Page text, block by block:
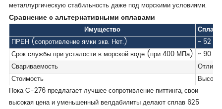
металлургическую стабильность даже под морскими условиями.
Сравнение с альтернативными сплавами
Имущество
Сплав
ПРЕН (сопротивление ямки экв. Нет.)
~ 52
Срок службы при усталости в морской воде (при 400 МПа) ~ 90
Свариваемость
Стоимость
Пока C-276 предлагает лучшее сопротивление питтинга, свои
высокая цена и уменьшенный велдабилиты делают сплав 625